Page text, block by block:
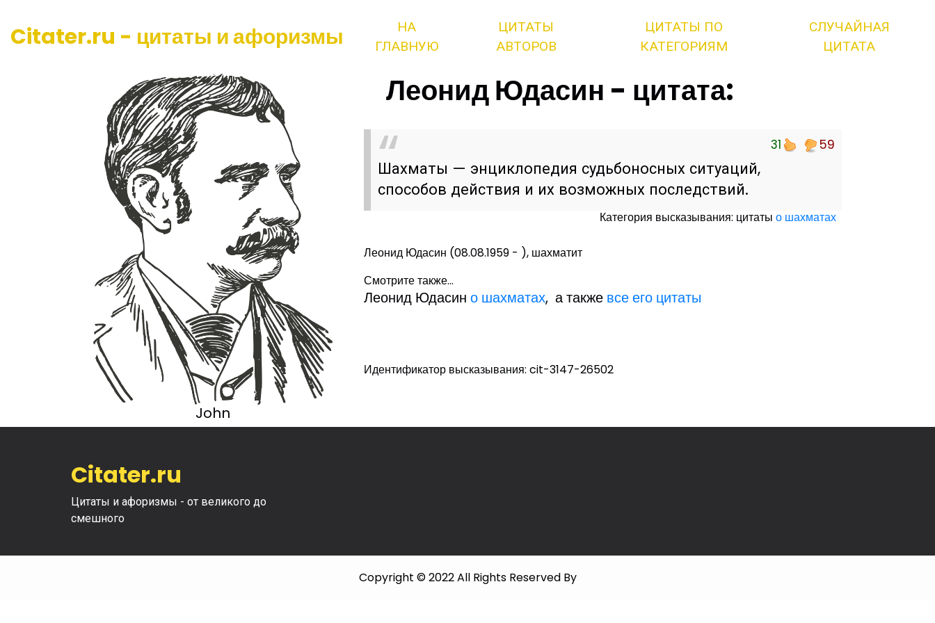
Citater.ru - цитаты и афоризмы
НА
ГЛАВНУЮ
ЦИТАТЫ
АВТОРОВ
ЦИТАТЫ ПО
КАТЕГОРИЯМ
СЛУЧАЙНАЯ
ЦИТАТА
John
Леонид Юдасин - цитата:
31 59
Шахматы — энциклопедия судьбоносных ситуаций,
способов действия и их возможных последствий.
Категория высказывания: цитаты о шахматах
Леонид Юдасин (08.08.1959 - ), шахматит
Смотрите также...
Леонид Юдасино шахматах, а также все его цитаты
Идентификатор высказывания: cit-3147-26502
Citater.ru
Цитаты и афоризмы - от великого до
смешного
Copyright © 2022 All Rights Reserved By